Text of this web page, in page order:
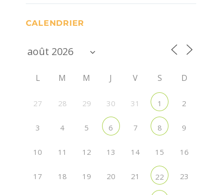
CALENDRIER
L M M J V S D
27 28 29 30 31 1 2
3 4 5 6 7 8 9
10 11 12 13 14 15 16
17 18 19 20 21 22 23